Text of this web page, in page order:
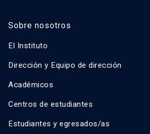
Sobre nosotros
El Instituto
Dirección y Equipo de dirección
Académicos
Centros de estudiantes
Estudiantes y egresados/as